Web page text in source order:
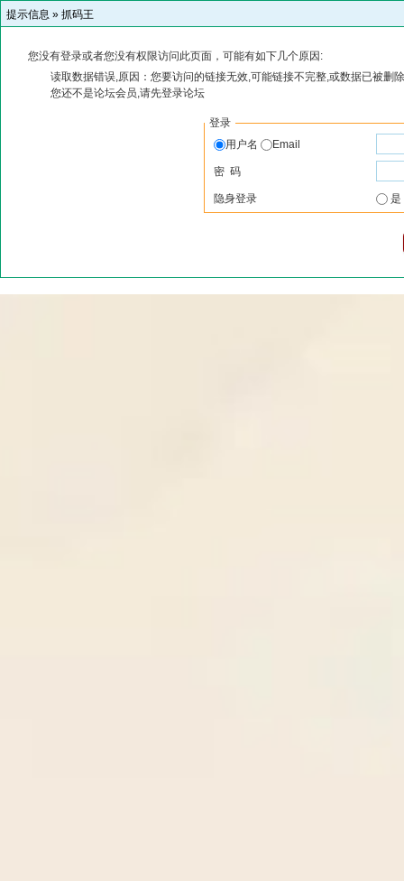
提示信息 » 抓码王
您没有登录或者您没有权限访问此页面，可能有如下几个原因:
读取数据错误,原因：您要访问的链接无效,可能链接不完整,或数据已被删
您还不是论坛会员,请先登录论坛
登录
用户名
Email
密 码
隐身登录